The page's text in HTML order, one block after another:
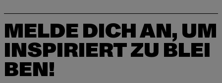
MELDE DICH AN, UM
INSPIRIERT ZU BLEI
BEN!